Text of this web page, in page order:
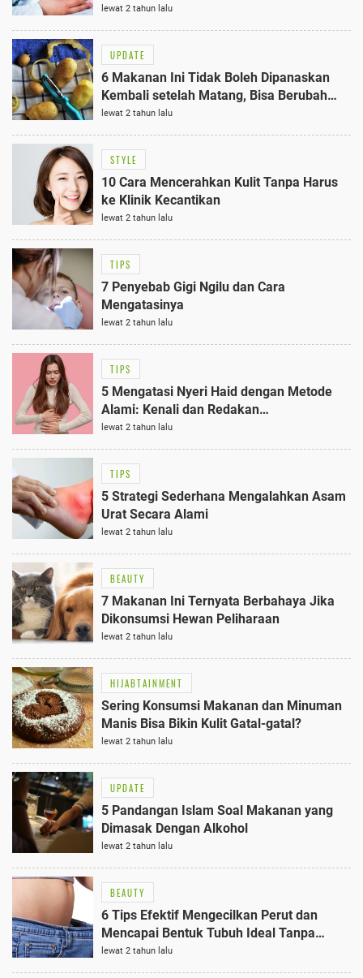
lewat 2 tahun lalu
UPDATE
6 Makanan Ini Tidak Boleh Dipanaskan
Kembali setelah Matang, Bisa Berubah
Jadi Racun
lewat 2 tahun lalu
STYLE
10 Cara Mencerahkan Kulit Tanpa Harus
ke Klinik Kecantikan
lewat 2 tahun lalu
TIPS
7 Penyebab Gigi Ngilu dan Cara
Mengatasinya
lewat 2 tahun lalu
TIPS
5 Mengatasi Nyeri Haid dengan Metode
Alami: Kenali dan Redakan
Ketidaknyamanan
lewat 2 tahun lalu
TIPS
5 Strategi Sederhana Mengalahkan Asam
Urat Secara Alami
lewat 2 tahun lalu
BEAUTY
7 Makanan Ini Ternyata Berbahaya Jika
Dikonsumsi Hewan Peliharaan
lewat 2 tahun lalu
HIJABTAINMENT
Sering Konsumsi Makanan dan Minuman
Manis Bisa Bikin Kulit Gatal-gatal?
lewat 2 tahun lalu
UPDATE
5 Pandangan Islam Soal Makanan yang
Dimasak Dengan Alkohol
lewat 2 tahun lalu
BEAUTY
6 Tips Efektif Mengecilkan Perut dan
Mencapai Bentuk Tubuh Ideal Tanpa
Olahraga
lewat 2 tahun lalu